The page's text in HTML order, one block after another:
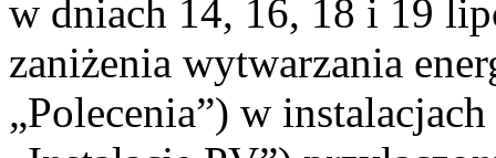
w dniach 14, 16, 18 i 19
zaniżenia wytwarzania
„Polecenia”) w